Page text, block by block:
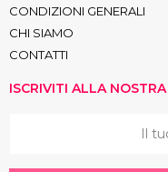
CONDIZIONI GENERALI
CHI SIAMO
CONTATTI
ISCRIVITI ALLA